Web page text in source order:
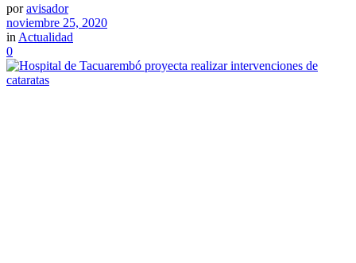
por avisador
noviembre 25, 2020
in Actualidad
0